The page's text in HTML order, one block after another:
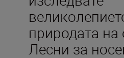
природата на
Лесни за